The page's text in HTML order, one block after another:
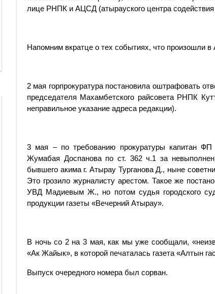
лице РНПК и АЦСД (атырауского центра содействия
Напомним вкратце о тех событиях, что произошли
2 мая горпрокуратура постановила оштрафовать
председателя Махамбетского райсовета РНПК
неправильное указание адреса редакции).
3 мая – по требованию прокуратуры капитан ФП
Жумабая Доспанова по ст. 362 ч.1 за
бывшего акима г. Атырау Турганова Д., ныне
Это грозило журналисту арестом. Такое же
УВД Мадиевым Ж., но потом судья городского
продукции газеты «Вечерний Атырау».
В ночь со 2 на 3 мая, как мы уже сообщали,
«Ак Жайык», в которой печаталась газета «Алтын
Выпуск очередного номера был сорван.